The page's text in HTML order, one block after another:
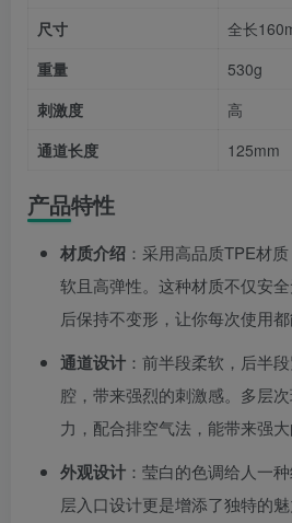
尺寸
全长
重量
530g
刺激度
高
通道长度
125mm
产品特性
材质介绍 ：采用高品质TPE材
软且高弹性。这种材质不仅安
后保持不变形，让你每次使用都
通道设计 ：前半段柔软，后半
腔，带来强烈的刺激感。多层
力，配合排空气法，能带来强大
外观设计 ：莹白的色调给人一
层入口设计更是增添了独特的